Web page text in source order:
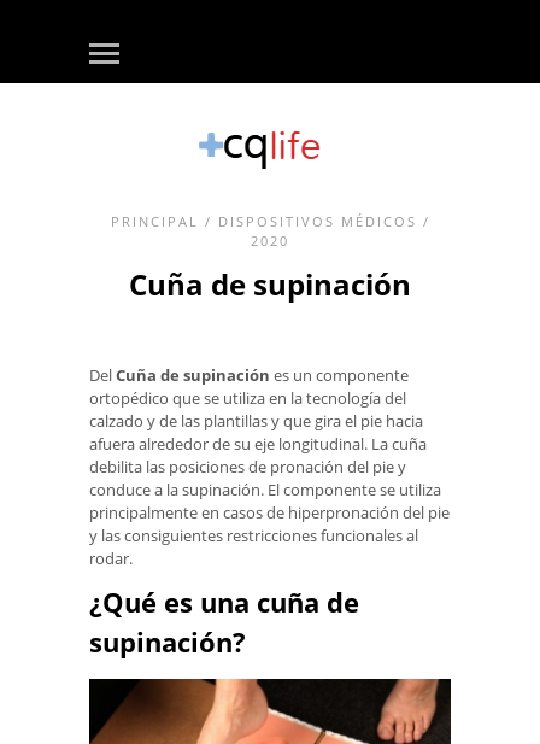
PRINCIPAL / DISPOSITIVOS MÉDICOS /
2020
Cuña de supinación
DelCuña de supinación es un componente
ortopédico que se utiliza en la tecnología del
calzado y de las plantillas y que gira el pie hacia
afuera alrededor de su eje longitudinal. La cuña
debilita las posiciones de pronación del pie y
conduce a la supinación. El componente se utiliza
principalmente en casos de hiperpronación del pie
y las consiguientes restricciones funcionales al
rodar.
¿Qué es una cuña de
supinación?